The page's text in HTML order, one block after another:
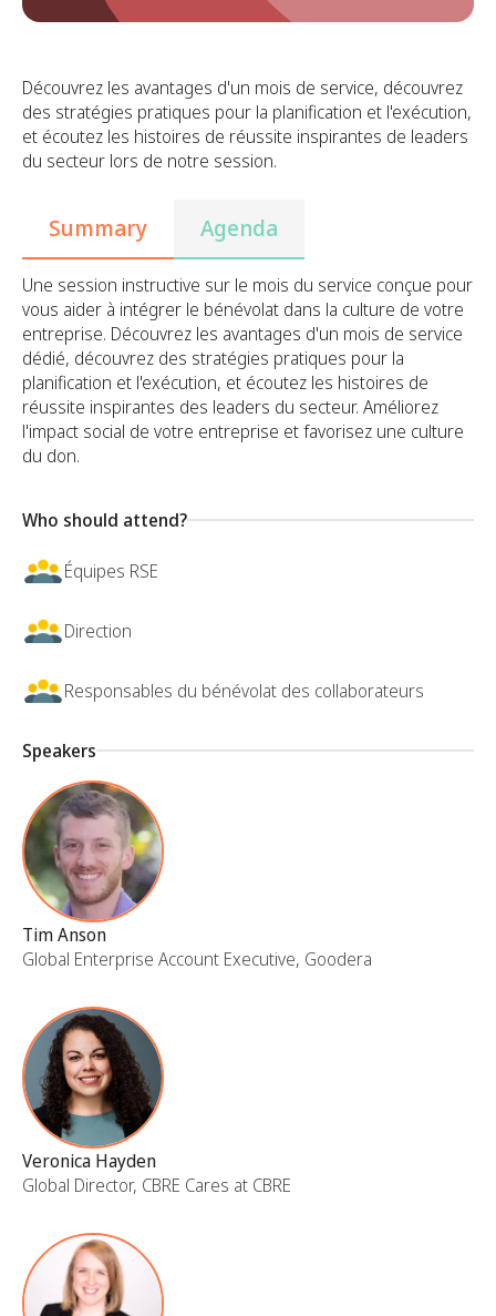
Découvrez les avantages d'un mois de service, découvrez
des stratégies pratiques pour la planification et l'exécution,
et écoutez les histoires de réussite inspirantes de leaders
du secteur lors de notre session.
Summary Agenda
Une session instructive sur le mois du service conçue pour
vous aider à intégrer le bénévolat dans la culture de votre
entreprise. Découvrez les avantages d'un mois de service
dédié, découvrez des stratégies pratiques pour la
planification et l'exécution, et écoutez les histoires de
réussite inspirantes des leaders du secteur. Améliorez
l'impact social de votre entreprise et favorisez une culture
du don.
Who should attend?
Équipes RSE
Direction
Responsables du bénévolat des collaborateurs
Speakers
Tim Anson
Global Enterprise Account Executive, Goodera
Veronica Hayden
Global Director, CBRE Cares at CBRE